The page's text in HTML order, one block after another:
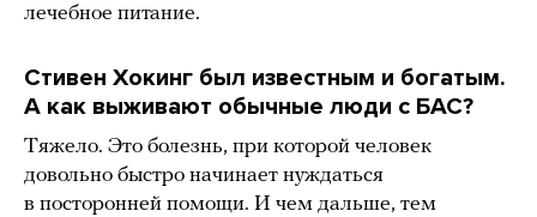
лечебное питание.
Стивен Хокинг был известным и богатым.
А как выживают обычные люди с БАС?
Тяжело. Это болезнь, при которой человек
довольно быстро начинает нуждаться
в посторонней помощи. И чем дальше, тем